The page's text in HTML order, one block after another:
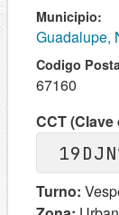
Municipio:
Guadalupe,
Codigo
67160
CCT
Turno: